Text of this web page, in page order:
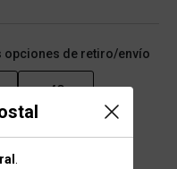
opciones de retiro/envío
40